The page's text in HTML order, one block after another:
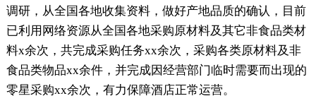
调研，从全国各地收集资料，做好产地品质的确认，目前
已利用网络资源从全国各地采购原材料及其它非食品类材
料x余次，共完成采购任务xx余次，采购各类原材料及非
食品类物品xx余件，并完成因经营部门临时需要而出现的
零星采购xx余次，有力保障酒店正常运营。